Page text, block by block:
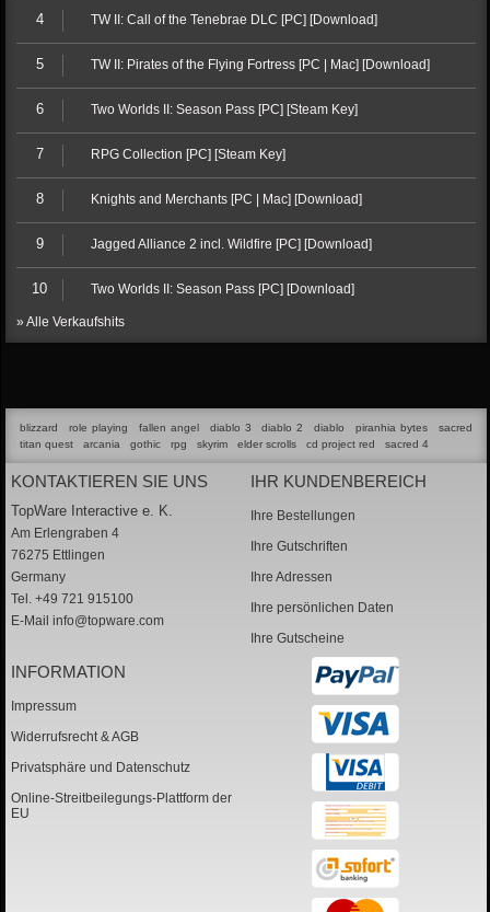
4 TW II: Call of the Tenebrae DLC [PC] [Download]
5 TW II: Pirates of the Flying Fortress [PC | Mac] [Download]
6 Two Worlds II: Season Pass [PC] [Steam Key]
7 RPG Collection [PC] [Steam Key]
8 Knights and Merchants [PC | Mac] [Download]
9 Jagged Alliance 2 incl. Wildfire [PC] [Download]
10 Two Worlds II: Season Pass [PC] [Download]
» Alle Verkaufshits
blizzard role playing fallen angel diablo 3 diablo 2 diablo piranhia bytes
sacred
titan quest
arcania gothic rpg skyrim elder scrolls cd project red sacred 4
KONTAKTIEREN SIE UNS
TopWare Interactive e. K.
Am Erlengraben 4
76275 Ettlingen
Germany
Tel. +49 721 915100
E-Mail info@topware.com
IHR KUNDENBEREICH
Ihre Bestellungen
Ihre Gutschriften
Ihre Adressen
Ihre persönlichen Daten
Ihre Gutscheine
INFORMATION
Impressum
Widerrufsrecht & AGB
Privatsphäre und Datenschutz
Online-Streitbeilegungs-Plattform der
EU